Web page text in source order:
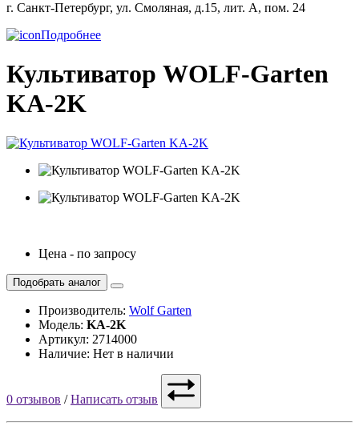
г. Санкт-Петербург, ул. Смоляная, д.15, лит. А, пом. 24
Подробнее
Культиватор WOLF-Garten
KA-2K
Цена - по запросу
Подобрать аналог
Производитель: Wolf Garten
Модель: KA-2K
Артикул: 2714000
Наличие: Нет в наличии
0 отзывов /Написать отзыв